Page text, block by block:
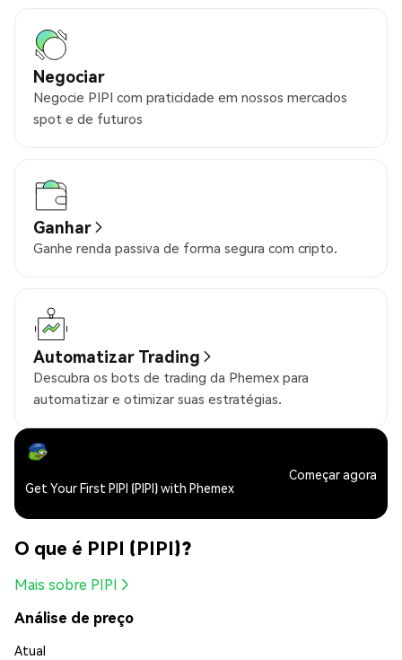
Negociar
Negocie PIPI com praticidade em nossos mercados
spot e de futuros
Ganhar
Ganhe renda passiva de forma segura com cripto.
Automatizar Trading
Descubra os bots de trading da Phemex para
automatizar e otimizar suas estratégias.
Get Your First PIPI (PIPI) with Phemex
Começar agora
O que é PIPI (PIPI)?
Mais sobre PIPI
Análise de preço
Atual